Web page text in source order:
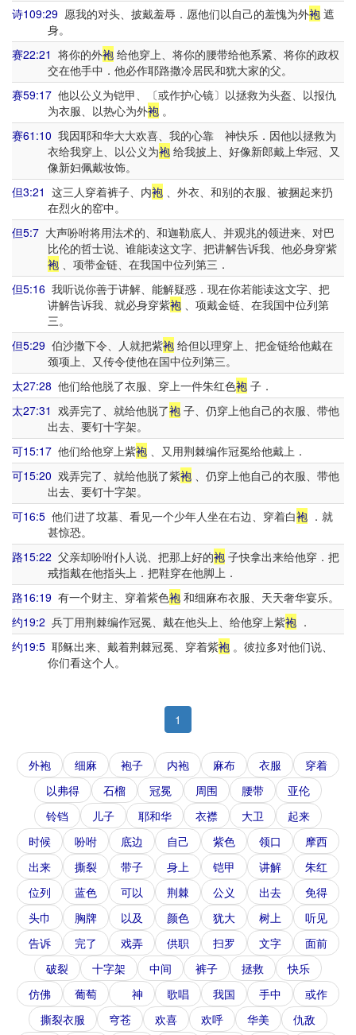
诗109:29 愿我的对头、披戴羞辱．愿他们以自己的羞愧为外袍 遮
身。
赛22:21 将你的外袍 给他穿上、将你的腰带给他系紧、将你的政权
交在他手中．他必作耶路撒冷居民和犹大家的父。
赛59:17 他以公义为铠甲、〔或作护心镜〕以拯救为头盔、以报仇
为衣服、以热心为外袍。
赛61:10 我因耶和华大大欢喜、我的心靠 神快乐．因他以拯救为
衣给我穿上、以公义为袍给我披上、好像新郎戴上华冠、又
像新妇佩戴妆饰。
但3:21 这三人穿着裤子、内袍 、外衣、和别的衣服、被捆起来扔
在烈火的窑中。
但5:7 大声吩咐将用法术的、和迦勒底人、并观兆的领进来、对巴
比伦的哲士说、谁能读这文字、把讲解告诉我、他必身穿紫
袍、项带金链、在我国中位列第三．
但5:16 我听说你善于讲解、能解疑惑．现在你若能读这文字、把
讲解告诉我、就必身穿紫袍、项戴金链、在我国中位列第
三。
但5:29 伯沙撒下令、人就把紫袍 给但以理穿上、把金链给他戴在
颈项上、又传令使他在国中位列第三。
太27:28 他们给他脱了衣服、穿上一件朱红色袍 子．
太27:31 戏弄完了、就给他脱了袍 子、仍穿上他自己的衣服、带他
出去、要钉十字架。
可15:17 他们给他穿上紫袍 、又用荆棘编作冠冕给他戴上．
可15:20 戏弄完了、就给他脱了紫袍 、仍穿上他自己的衣服、带他
出去、要钉十字架。
可16:5 他们进了坟墓、看见一个少年人坐在右边、穿着白袍 ．就
甚惊恐。
路15:22 父亲却吩咐仆人说、把那上好的袍 子快拿出来给他穿．把
戒指戴在他指头上．把鞋穿在他脚上．
路16:19 有一个财主、穿着紫色袍 和细麻布衣服、天天奢华宴乐。
约19:2 兵丁用荆棘编作冠冕、戴在他头上、给他穿上紫袍 ．
约19:5 耶稣出来、戴着荆棘冠冕、穿着紫袍 。彼拉多对他们说、
你们看这个人。
1
外袍 细麻 袍子 内袍 麻布 衣服
穿着
以弗得
石榴 冠冕 周围 腰带
亚伦
铃铛
儿子 耶和华 衣襟 大卫
起来
时候
吩咐 底边 自己 紫色 领口
摩西
出来
撕裂 带子 身上 铠甲 讲解
朱红
位列
蓝色 可以 荆棘 公义 出去
免得
头巾
胸牌 以及 颜色 犹大 树上
听见
告诉
完了 戏弄 供职 扫罗 文字
面前
破裂
十字架 中间 裤子 拯救
快乐
仿佛
葡萄 神 歌唱 我国 手中
或作
撕裂衣服
穹苍 欢喜 欢呼 华美 仇敌